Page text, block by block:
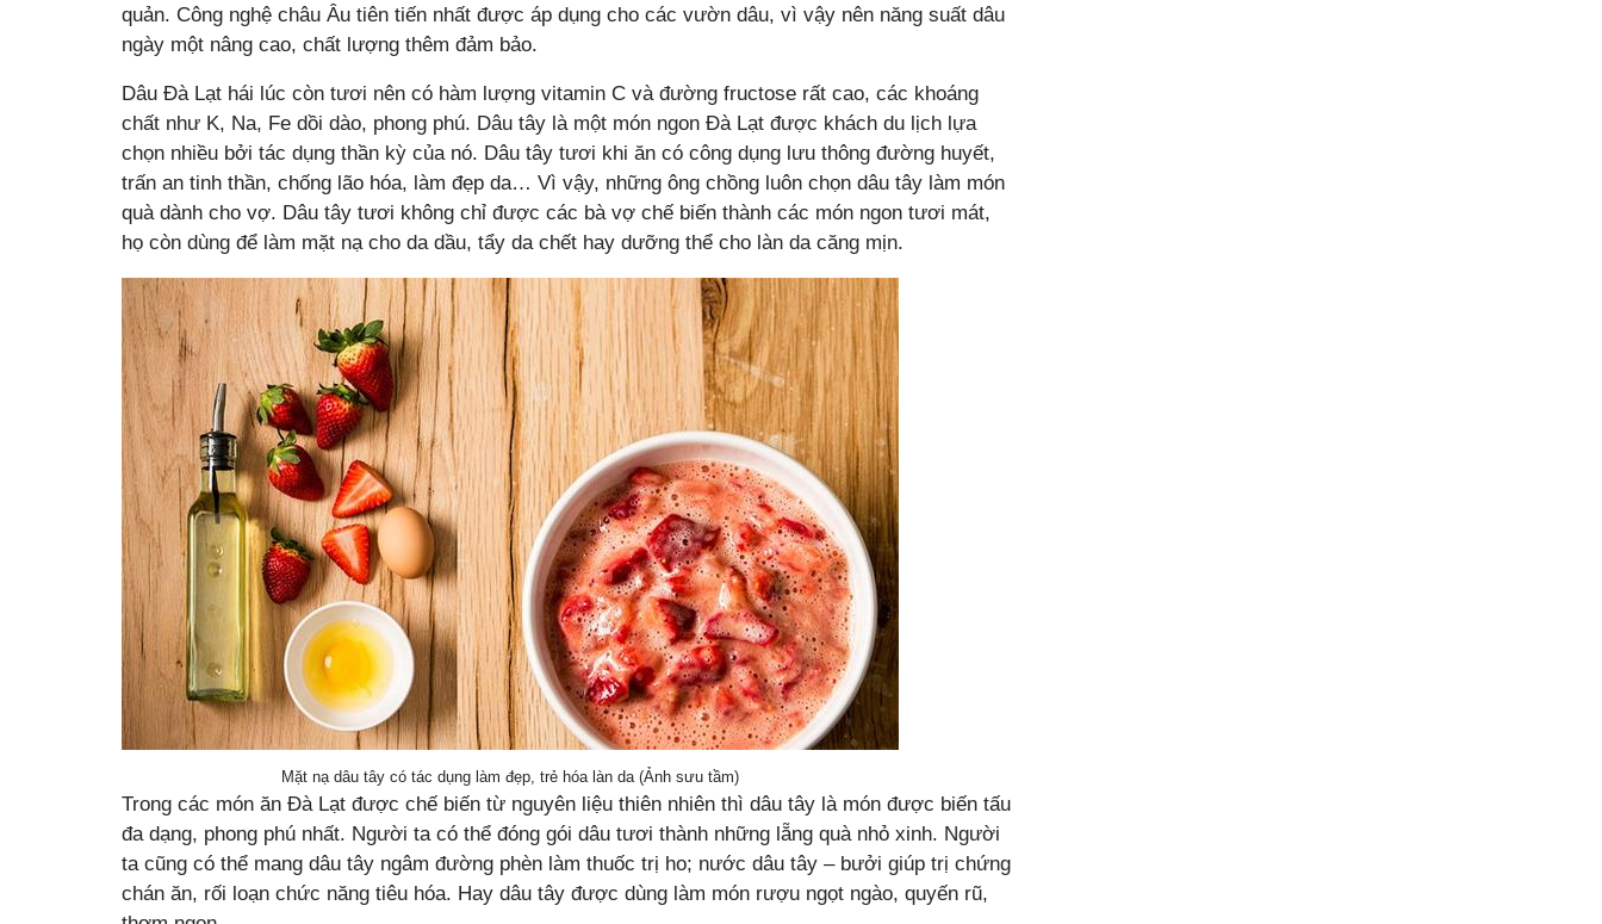
quản. Công nghệ châu Âu tiên tiến nhất được áp dụng cho các vườn dâu, vì vậy nên năng suất dâu
ngày một nâng cao, chất lượng thêm đảm bảo.
Dâu Đà Lạt hái lúc còn tươi nên có hàm lượng vitamin C và đường fructose rất cao, các khoáng
chất như K, Na, Fe dồi dào, phong phú. Dâu tây là một món ngon Đà Lạt được khách du lịch lựa
chọn nhiều bởi tác dụng thần kỳ của nó. Dâu tây tươi khi ăn có công dụng lưu thông đường huyết,
trấn an tinh thần, chống lão hóa, làm đẹp da… Vì vậy, những ông chồng luôn chọn dâu tây làm món
quà dành cho vợ. Dâu tây tươi không chỉ được các bà vợ chế biến thành các món ngon tươi mát,
họ còn dùng để làm mặt nạ cho da dầu, tẩy da chết hay dưỡng thể cho làn da căng mịn.
Mặt nạ dâu tây có tác dụng làm đẹp, trẻ hóa làn da (Ảnh sưu tầm)
Trong các món ăn Đà Lạt được chế biến từ nguyên liệu thiên nhiên thì dâu tây là món được biến tấu
đa dạng, phong phú nhất. Người ta có thể đóng gói dâu tươi thành những lẵng quà nhỏ xinh. Người
ta cũng có thể mang dâu tây ngâm đường phèn làm thuốc trị ho; nước dâu tây – bưởi giúp trị chứng
chán ăn, rối loạn chức năng tiêu hóa. Hay dâu tây được dùng làm món rượu ngọt ngào, quyến rũ,